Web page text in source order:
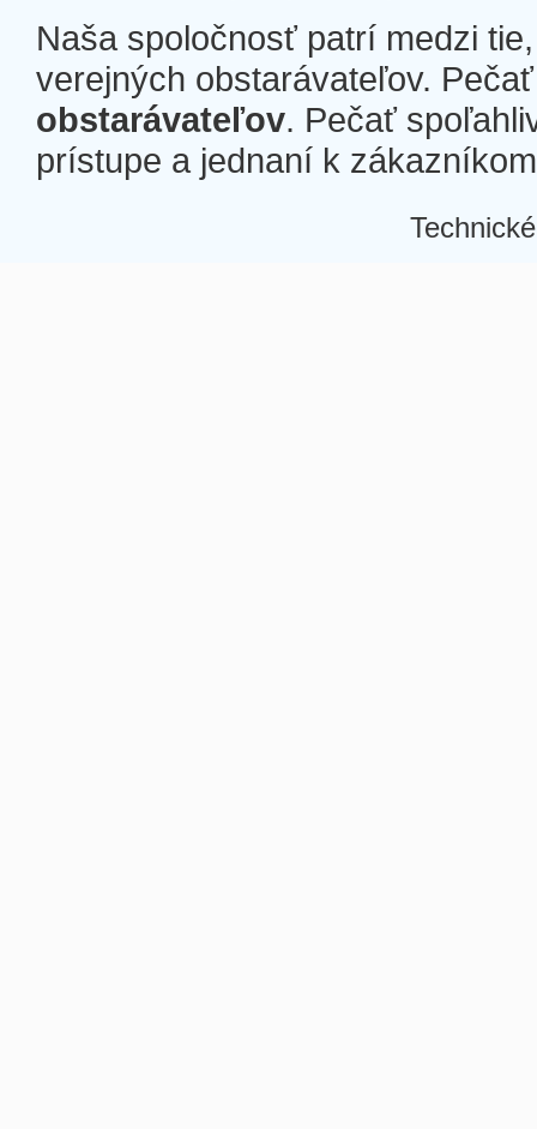
Naša spoločnosť patrí medzi
verejných obstarávateľov.
obstarávateľov. Pečať
prístupe a jednaní k